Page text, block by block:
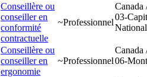
Conseillère ou
conseiller en
conformité
contractuelle
~Professionnel
Canada
03-
Conseillère ou
conseiller en
ergonomie
~Professionnel
Canada
06-